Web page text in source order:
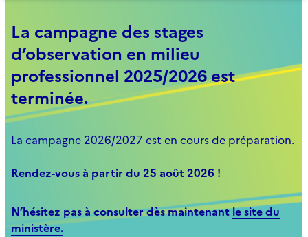
La campagne des stages
d’observation en milieu
professionnel 2025/2026 est
terminée.
La campagne 2026/2027 est en cours de préparation.
Rendez-vous à partir du 25 août 2026 !
N’hésitez pas à consulter dès maintenantle site du
ministère.